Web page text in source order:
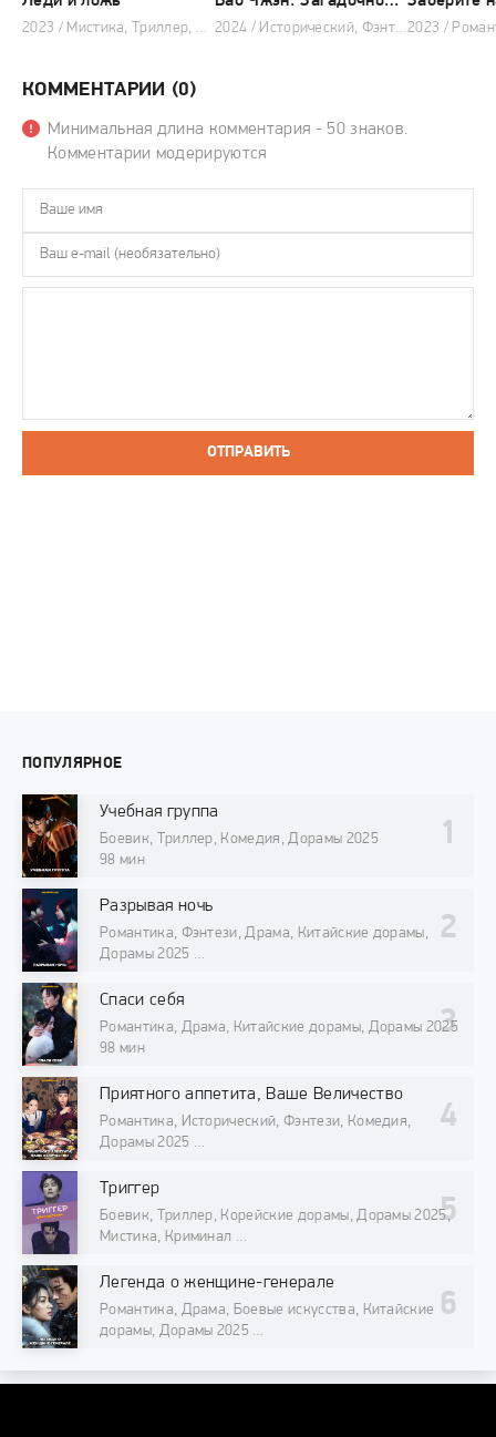
2023 / Мистика, Триллер, Китайские дорамы 2024 / Исторический, Фэнтези, Мистика, Приключения, Китайские дорамы
КОММЕНТАРИИ (0)
Минимальная длина комментария - 50 знаков.
Комментарии модерируются
ОТПРАВИТЬ
ПОПУЛЯРНОЕ
Учебная группа
Боевик, Триллер, Комедия, Дорамы 2025
98 мин
Разрывая ночь
Романтика, Фэнтези, Драма, Китайские дорамы,
Дорамы 2025
Спаси себя
Романтика, Драма, Китайские дорамы, Дорамы 2025
98 мин
Приятного аппетита, Ваше Величество
Романтика, Исторический, Фэнтези, Комедия,
Дорамы 2025
Триггер
Боевик, Триллер, Корейские дорамы, Дорамы 2025,
Мистика, Криминал
Легенда о женщине-генерале
Романтика, Драма, Боевые искусства, Китайские
дорамы, Дорамы 2025